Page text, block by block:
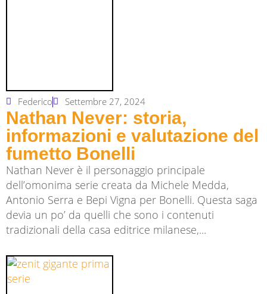
Federico Settembre 27, 2024
Nathan Never: storia,
informazioni e valutazione del
fumetto Bonelli
Nathan Never è il personaggio principale
dell’omonima serie creata da Michele Medda,
Antonio Serra e Bepi Vigna per Bonelli. Questa saga
devia un po’ da quelli che sono i contenuti
tradizionali della casa editrice milanese,...